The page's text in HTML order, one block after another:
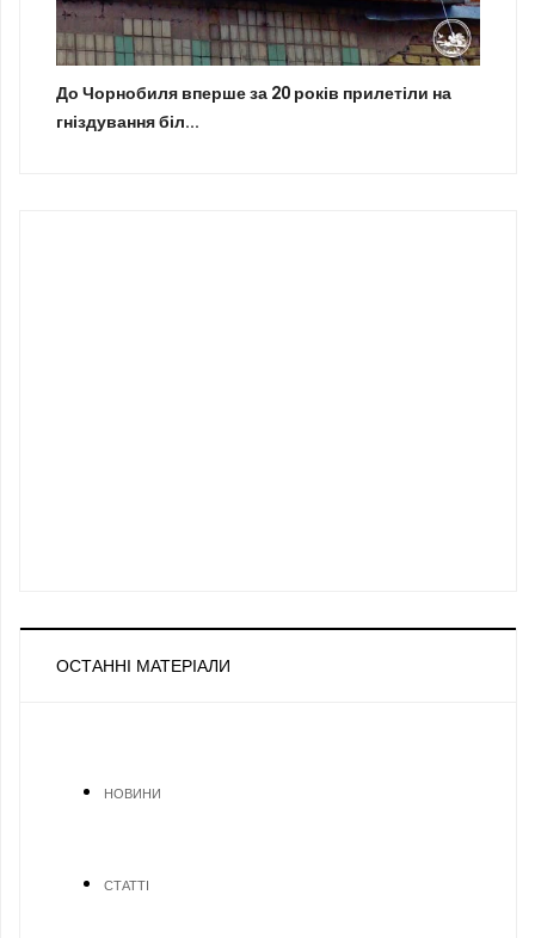
До Чорнобиля вперше за 20 років прилетіли на
гніздування біл...
ОСТАННІ МАТЕРІАЛИ
НОВИНИ
СТАТТІ